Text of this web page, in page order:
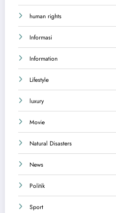
human rights
Informasi
Information
Lifestyle
luxury
Movie
Natural Disasters
News
Politik
Sport